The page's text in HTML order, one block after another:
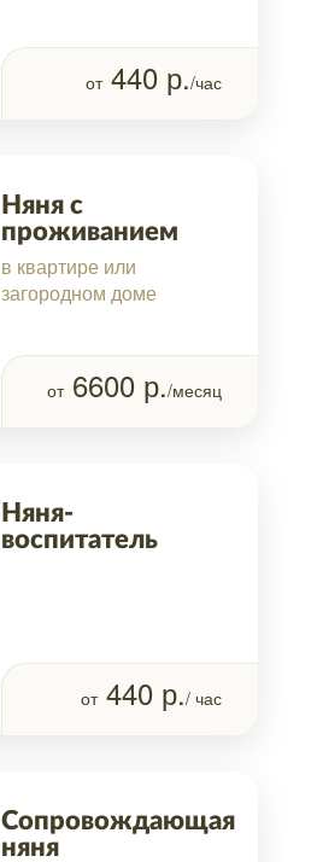
от 440 р./час
Няня с
проживанием
в квартире или
загородном доме
от 6600 р./месяц
Няня-
воспитатель
от 440 р./ час
Сопровождающая
няня